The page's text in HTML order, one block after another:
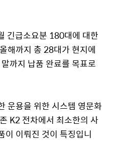
긴급소요분 180대에 대한
해까지 총 28대가 현지에
까지 납품 완료를 목표로
운용을 위한 시스템 영문화
K2 전차에서 최소한의 사
이 이뤄진 것이 특징입니